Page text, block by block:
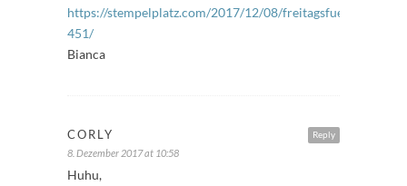
https://stempelplatz.com/2017/12/08/freitagsfueller-
451/
Bianca
Reply
CORLY
8. Dezember 2017 at 10:58
Huhu,